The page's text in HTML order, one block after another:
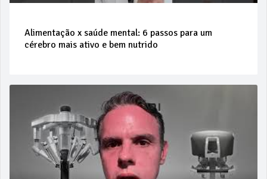
Alimentação x saúde mental: 6 passos para um
cérebro mais ativo e bem nutrido